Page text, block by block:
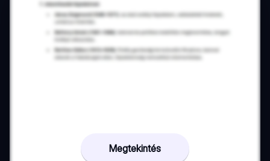
Megtekintés